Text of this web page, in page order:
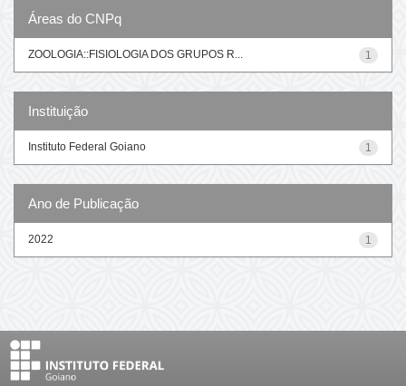
Áreas do CNPq
1
ZOOLOGIA::FISIOLOGIA DOS GRUPOS R...
Instituição
1
Instituto Federal Goiano
Ano de Publicação
1
2022